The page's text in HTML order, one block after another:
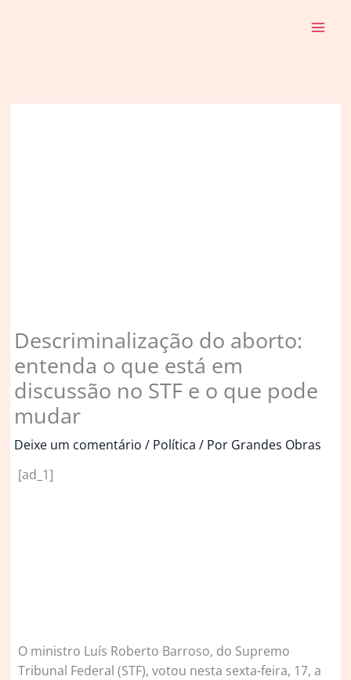
Descriminalização do aborto:
entenda o que está em
discussão no STF e o que pode
mudar
Deixe um comentário / Política / Por Grandes Obras
[ad_1]
O ministro Luís Roberto Barroso, do Supremo
Tribunal Federal (STF), votou nesta sexta-feira, 17, a